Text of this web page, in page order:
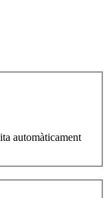
automàticament